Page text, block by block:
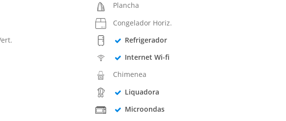
Plancha
Congelador Horiz.
Refrigerador
Internet Wi-fi
Chimenea
Liquadora
Microondas